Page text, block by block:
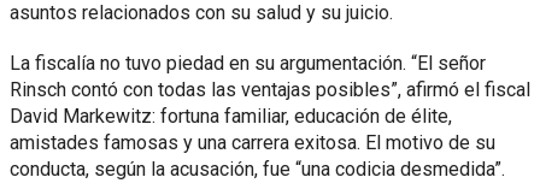
asuntos relacionados con su salud y su juicio.
La fiscalía no tuvo piedad en su argumentación. “El señor
Rinsch contó con todas las ventajas posibles”, afirmó el fiscal
David Markewitz: fortuna familiar, educación de élite,
amistades famosas y una carrera exitosa. El motivo de su
conducta, según la acusación, fue “una codicia desmedida”.